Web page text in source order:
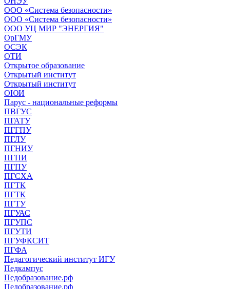
ООО «Система безопасности»
ООО «Система безопасности»
ООО УЦ МИР "ЭНЕРГИЯ"
ОрГМУ
ОСЭК
ОТИ
Открытое образование
Открытый институт
Открытый институт
ОЮИ
Парус - национальные реформы
ПВГУС
ПГАТУ
ПГГПУ
ПГЛУ
ПГНИУ
ПГПИ
ПГПУ
ПГСХА
ПГТК
ПГТК
ПГТУ
ПГУАС
ПГУПС
ПГУТИ
ПГУФКСИТ
ПГФА
Педагогический институт ИГУ
Педкампус
Педобразование.рф
Педобразование.рф